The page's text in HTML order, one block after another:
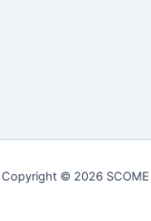
Copyright © 2026